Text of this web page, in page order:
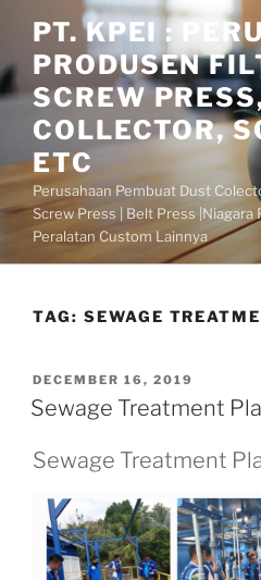
content
PT. KPEI :
PRODUSEN
SCREW
COLLECTOR,
ETC
Perusahaan Pembuat Dust
Screw Press | Belt Press |Niagara
Peralatan Custom Lainnya
TAG: SEWAGE
POSTED
ON
DECEMBER 16, 2019
Sewage Treatment
Sewage Treatment